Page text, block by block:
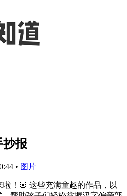
抄报
• 图片
！🌸 这些充满童趣的作品，以